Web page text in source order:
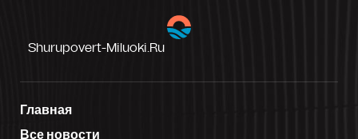
Shurupovert-Miluoki.ru
Главная
Все новости